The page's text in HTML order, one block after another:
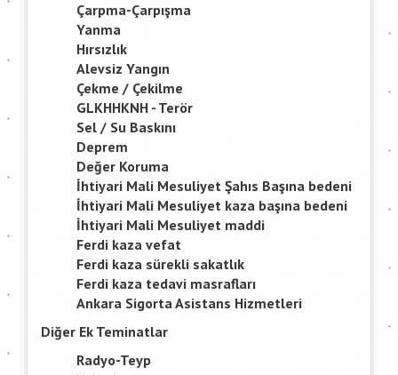
Çarpma-Çarpışma
Yanma
Hırsızlık
Alevsiz Yangın
Çekme / Çekilme
GLKHHKNH - Terör
Sel / Su Baskını
Deprem
Değer Koruma
İhtiyari Mali Mesuliyet Şahıs Başına bedeni
İhtiyari Mali Mesuliyet kaza başına bedeni
İhtiyari Mali Mesuliyet maddi
Ferdi kaza vefat
Ferdi kaza sürekli sakatlık
Ferdi kaza tedavi masrafları
Ankara Sigorta Asistans Hizmetleri
Diğer Ek Teminatlar
Radyo-Teyp